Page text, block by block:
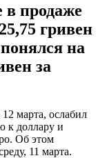
в продаже
гривен
на
за
марта, ослабил
к доллару и
Об этом
11 марта.